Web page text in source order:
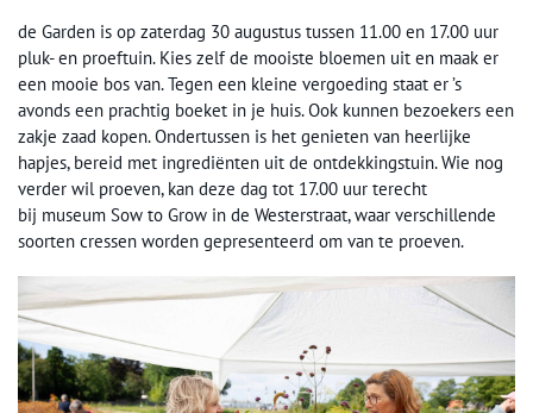
de Garden is op zaterdag 30 augustus tussen 11.00 en 17.00 uur
pluk- en proeftuin. Kies zelf de mooiste bloemen uit en maak er
een mooie bos van. Tegen een kleine vergoeding staat er ’s
avonds een prachtig boeket in je huis. Ook kunnen bezoekers een
zakje zaad kopen. Ondertussen is het genieten van heerlijke
hapjes, bereid met ingrediënten uit de ontdekkingstuin. Wie nog
verder wil proeven, kan deze dag tot 17.00 uur terecht
bij museum Sow to Grow in de Westerstraat, waar verschillende
soorten cressen worden gepresenteerd om van te proeven.